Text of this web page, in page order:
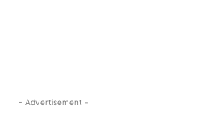
- Advertisement -